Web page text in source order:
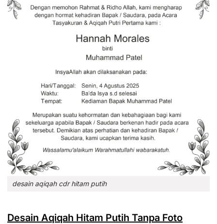
desain aqiqah cdr hitam putih
Desain Aqiqah Hitam Putih Tanpa Foto